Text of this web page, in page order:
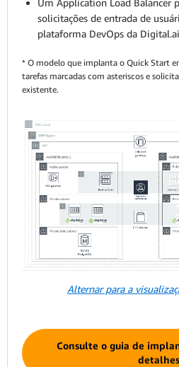
Um Application Load Balancer
solicitações de entrada de
plataforma DevOps da
* O modelo que implanta o Quick Start
tarefas marcadas com asteriscos e
existente.
Alternar para a
Consulte o guia de
detalhes